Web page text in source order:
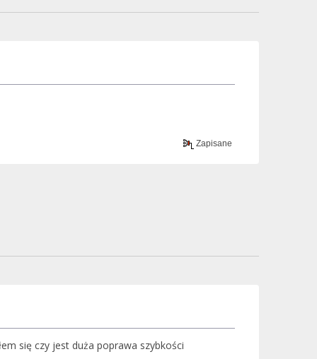
Zapisane
się czy jest duża poprawa szybkości